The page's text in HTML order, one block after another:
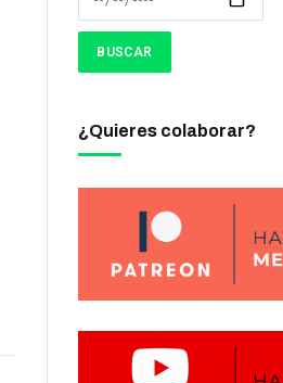
¿Quieres colaborar?